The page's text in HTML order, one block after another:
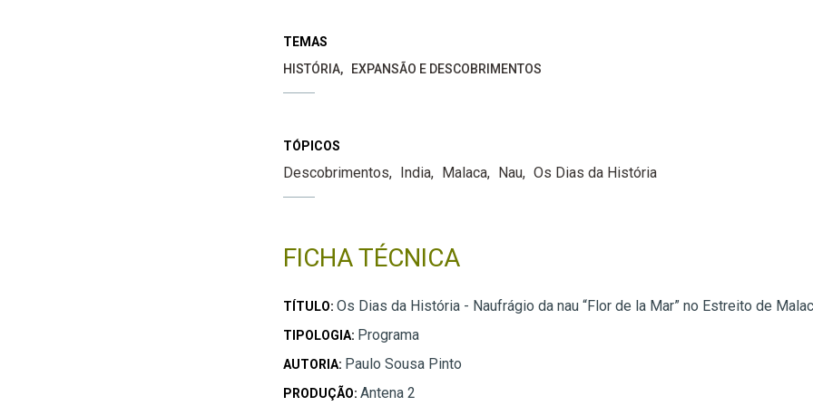
TEMAS
HISTÓRIA
EXPANSÃO E DESCOBRIMENTOS
TÓPICOS
Descobrimentos India Malaca Nau Os Dias da História
FICHA TÉCNICA
TÍTULO: Os Dias da História - Naufrágio da nau “Flor de la Mar” no Estreito de
TIPOLOGIA: Programa
AUTORIA: Paulo Sousa Pinto
PRODUÇÃO: Antena 2